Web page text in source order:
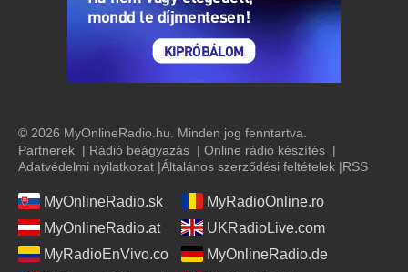
© 2026 MyOnlineRadio.hu. Minden jog fenntartva.
Partnerek | Rádió beágyazás | Online rádió készítés |
Adatvédelmi nyilatkozat |Általános szerződési feltételek |RSS
MyOnlineRadio.sk
MyRadioOnline.ro
MyOnlineRadio.at
UKRadioLive.com
MyRadioEnVivo.co
MyOnlineRadio.de